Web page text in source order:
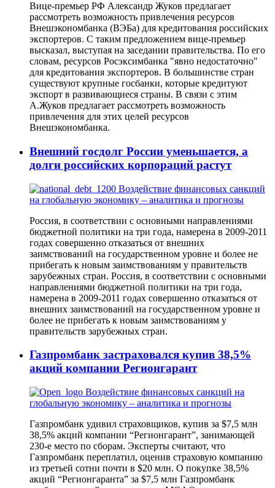
Вице-премьер РФ Александр Жуков предлагает
рассмотреть возможность привлечения ресурсов
Внешэкономбанка (ВЭБа) для кредитования российских
экспортеров. С таким предложением вице-премьер
высказал, выступая на заседании правительства. По его
словам, ресурсов Росэксимбанка "явно недостаточно"
для кредитования экспортеров. В большинстве стран
существуют крупные госбанки, которые кредитуют
экспорт в развивающиеся страны. В связи с этим
А.Жуков предлагает рассмотреть возможность
привлечения для этих целей ресурсов
Внешэкономбанка.
Внешний госдолг России уменьшается, а
долги российских корпораций растут
Россия, в соответствии с основными направлениями
бюджетной политики на три года, намерена в 2009-2011
годах совершенно отказаться от внешних
заимствований на государственном уровне и более не
прибегать к новым заимствованиям у правительств
зарубежных стран. Россия, в соответствии с основными
направлениями бюджетной политики на три года,
намерена в 2009-2011 годах совершенно отказаться от
внешних заимствований на государственном уровне и
более не прибегать к новым заимствованиям у
правительств зарубежных стран.
Газпромбанк застраховался купив 38,5%
акций компании Регионгарант
Газпромбанк удивил страховщиков, купив за $7,5 млн
38,5% акций компании “Регионгарант”, занимающей
230-е место по сборам. Эксперты считают, что
Газпромбанк переплатил, оценив страховую компанию
из третьей сотни почти в $20 млн. О покупке 38,5%
акций “Регионгаранта” за $7,5 млн Газпромбанк